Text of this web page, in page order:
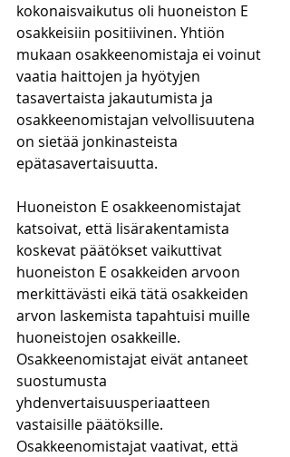
kokonaisvaikutus oli huoneiston E
osakkeisiin positiivinen. Yhtiön
mukaan osakkeenomistaja ei voinut
vaatia haittojen ja hyötyjen
tasavertaista jakautumista ja
osakkeenomistajan velvollisuutena
on sietää jonkinasteista
epätasavertaisuutta.
Huoneiston E osakkeenomistajat
katsoivat, että lisärakentamista
koskevat päätökset vaikuttivat
huoneiston E osakkeiden arvoon
merkittävästi eikä tätä osakkeiden
arvon laskemista tapahtuisi muille
huoneistojen osakkeille.
Osakkeenomistajat eivät antaneet
suostumusta
yhdenvertaisuusperiaatteen
vastaisille päätöksille.
Osakkeenomistajat vaativat, että